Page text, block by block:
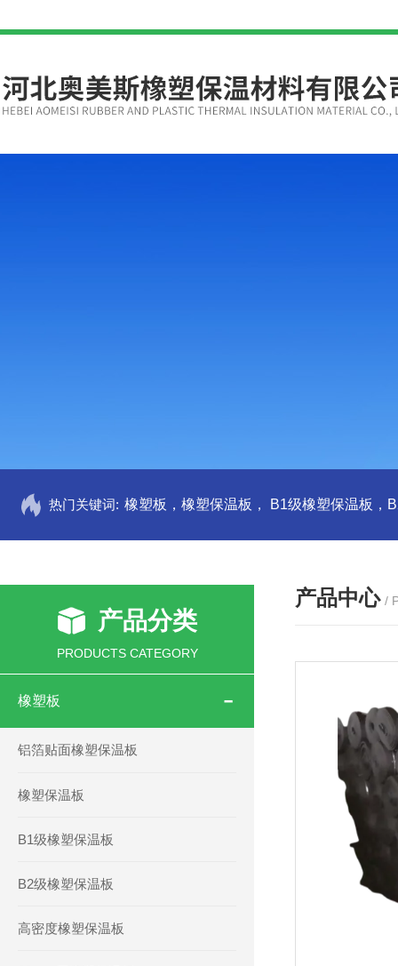
热门关键词:
产品分类
PRODUCTS CATEGORY
橡塑板
铝箔贴面橡塑保温板
橡塑保温板
B1级橡塑保温板
B2级橡塑保温板
高密度橡塑保温板
产品中心 /